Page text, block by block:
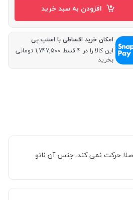
افزودن به سبد خرید
امکان خرید اقساطی با اسنپ پی
این کالا را در 4 قسط 1,747,500 تومانی
بخرید
اما اصلا حرکت نمی کند. جنس آن نانو